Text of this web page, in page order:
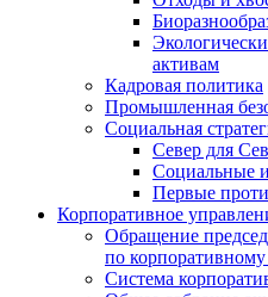
активам
Кадровая политика
Промышленная
Социальная
Север для
Социальные
Первые
Корпоративное
Обращение
по
Система